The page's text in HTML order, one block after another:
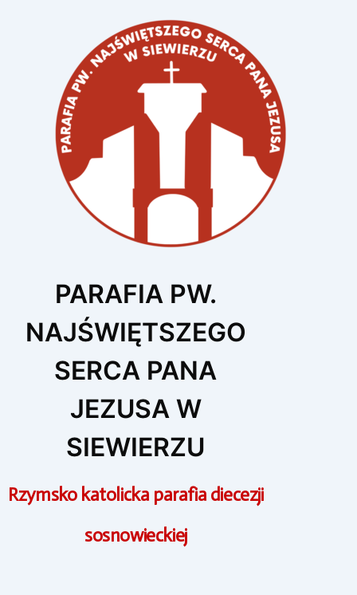
PARAFIA PW.
NAJŚWIĘTSZEGO
SERCA PANA
JEZUSA W
SIEWIERZU
Rzymsko katolicka parafia diecezji
sosnowieckiej